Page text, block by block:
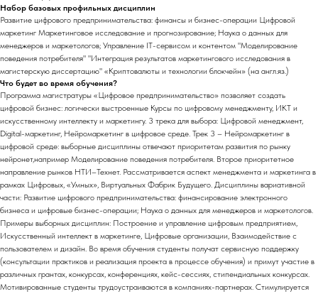
Набор базовых профильных дисциплин
Развитие цифрового предпринимательства: финансы и бизнес-операции Цифровой
маркетинг Маркетинговое исследование и прогнозирование; Наука о данных для
менеджеров и маркетологов; Управление IT-сервисом и контентом "Моделирование
поведения потребителя" "Интеграция результатов маркетингового исследования в
магистерскую диссертацию" «Криптовалюты и технологии блокчейн» (на англ.яз.)
Что будет во время обучения?
Программа магистратуры «Цифровое предпринимательство» позволяет создать
цифровой бизнес: логически выстроенные Курсы по цифровому менеджменту, ИКТ и
искусственному интеллекту и маркетингу. 3 трека для выбора: Цифровой менеджмент,
Digital-маркетинг, Нейромаркетинг в цифровое среде. Трек 3 – Нейромаркетинг в
цифровой среде: выборные дисциплины отвечают приоритетам развития по рынку
нейронет,например Моделирование поведения потребителя. Второе приоритетное
направление рынков НТИ–Технет. Рассматривается аспект менеджмента и маркетинга в
рамках Цифровых, «Умных», Виртуальных Фабрик Будущего. Дисциплины вариативной
части: Развитие цифрового предпринимательства: финансирование электронного
бизнеса и цифровые бизнес-операции; Наука о данных для менеджеров и маркетологов.
Примеры выборных дисциплин: Построение и управление цифровым предприятием,
Искусственный интеллект в маркетинге, Цифровые организации, Взаимодействие с
пользователем и дизайн. Во время обучения студенты получат сервисную поддержку
(консультации практиков и реализация проекта в процессе обучения) и примут участие в
различных грантах, конкурсах, конференциях, кейс-сессиях, стипендиальных конкурсах.
Мотивированные студенты трудоустраиваются в компаниях-партнерах. Стимулируется